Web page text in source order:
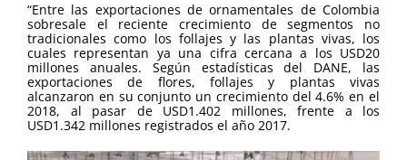
“Entre las exportaciones de ornamentales de Colombia
sobresale el reciente crecimiento de segmentos no
tradicionales como los follajes y las plantas vivas, los
cuales representan ya una cifra cercana a los USD20
millones anuales. Según estadísticas del DANE, las
exportaciones de flores, follajes y plantas vivas
alcanzaron en su conjunto un crecimiento del 4.6% en el
2018, al pasar de USD1.402 millones, frente a los
USD1.342 millones registrados el año 2017.